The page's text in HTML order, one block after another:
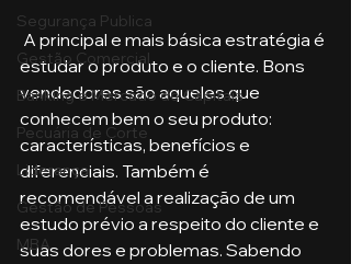
Segurança Publica
Gestão Comercial
Banking e Mercado de Capitais
Pecuária de Corte
Liderança
Gestão de Pessoas
MBA
estudar o produto e o cliente. Bons
vendedores são aqueles que
conhecem bem o seu produto:
características, benefícios e
diferenciais. Também é
recomendável a realização de um
estudo prévio a respeito do cliente e
suas dores e problemas. Sabendo